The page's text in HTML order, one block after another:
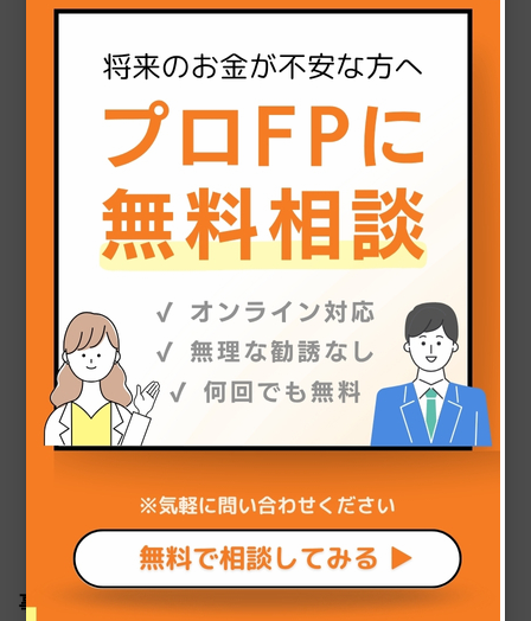
個人情報保護管理者
ココザス株式会社 個人情報保護管理者 総
務部 General Manager
個人情報苦情及び相談窓口
ココザス株式会社 苦情相談窓口
メール：info@cocozas.jp
上記にご同意のうえ、お問い合わせ下さい。
ココザス株式会社
〒105-0003 東京都港区西新橋2-39-3 WAW SVAX西
TEL 03-6435-4032
ココザスの強み
事業紹介 資産形成事業